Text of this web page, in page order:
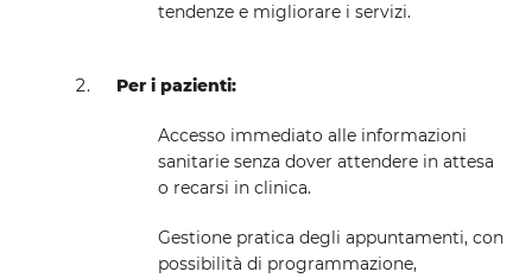
tendenze e migliorare i servizi.
Per i pazienti:
Accesso immediato alle informazioni
sanitarie senza dover attendere in attesa
o recarsi in clinica.
Gestione pratica degli appuntamenti, con
possibilità di programmazione,